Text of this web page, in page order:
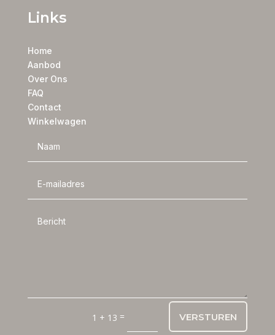
Links
Home
Aanbod
Over Ons
FAQ
Contact
Winkelwagen
1 + 13 = VERSTUREN